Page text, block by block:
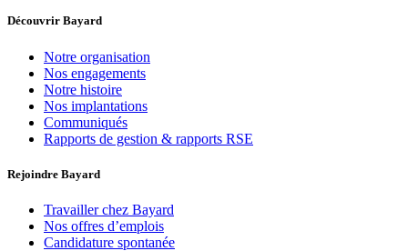
Découvrir Bayard
Notre organisation
Nos engagements
Notre histoire
Nos implantations
Communiqués
Rapports de gestion & rapports RSE
Rejoindre Bayard
Travailler chez Bayard
Nos offres d’emplois
Candidature spontanée